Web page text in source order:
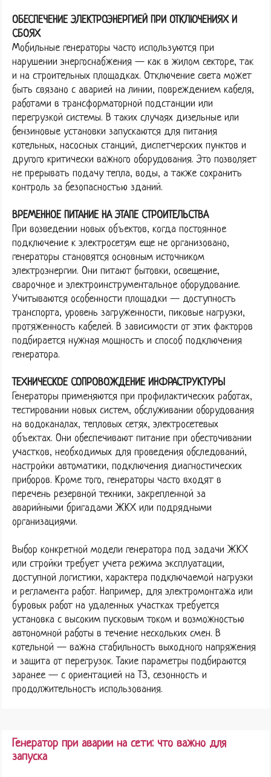
ОБЕСПЕЧЕНИЕ ЭЛЕКТРОЭНЕРГИЕЙ ПРИ ОТКЛЮЧЕНИЯХ И
СБОЯХ
Мобильные генераторы часто используются при
нарушении энергоснабжения — как в жилом секторе, так
и на строительных площадках. Отключение света может
быть связано с аварией на линии, повреждением кабеля,
работами в трансформаторной подстанции или
перегрузкой системы. В таких случаях дизельные или
бензиновые установки запускаются для питания
котельных, насосных станций, диспетчерских пунктов и
другого критически важного оборудования. Это позволяет
не прерывать подачу тепла, воды, а также сохранить
контроль за безопасностью зданий.
ВРЕМЕННОЕ ПИТАНИЕ НА ЭТАПЕ СТРОИТЕЛЬСТВА
При возведении новых объектов, когда постоянное
подключение к электросетям еще не организовано,
генераторы становятся основным источником
электроэнергии. Они питают бытовки, освещение,
сварочное и электроинструментальное оборудование.
Учитываются особенности площадки — доступность
транспорта, уровень загруженности, пиковые нагрузки,
протяженность кабелей. В зависимости от этих факторов
подбирается нужная мощность и способ подключения
генератора.
ТЕХНИЧЕСКОЕ СОПРОВОЖДЕНИЕ ИНФРАСТРУКТУРЫ
Генераторы применяются при профилактических работах,
тестировании новых систем, обслуживании оборудования
на водоканалах, тепловых сетях, электросетевых
объектах. Они обеспечивают питание при обесточивании
участков, необходимых для проведения обследований,
настройки автоматики, подключения диагностических
приборов. Кроме того, генераторы часто входят в
перечень резервной техники, закрепленной за
аварийными бригадами ЖКХ или подрядными
организациями.
Выбор конкретной модели генератора под задачи ЖКХ
или стройки требует учета режима эксплуатации,
доступной логистики, характера подключаемой нагрузки
и регламента работ. Например, для электромонтажа или
буровых работ на удаленных участках требуется
установка с высоким пусковым током и возможностью
автономной работы в течение нескольких смен. В
котельной — важна стабильность выходного напряжения
и защита от перегрузок. Такие параметры подбираются
заранее — с ориентацией на ТЗ, сезонность и
продолжительность использования.
Генератор при аварии на сети: что важно для
запуска